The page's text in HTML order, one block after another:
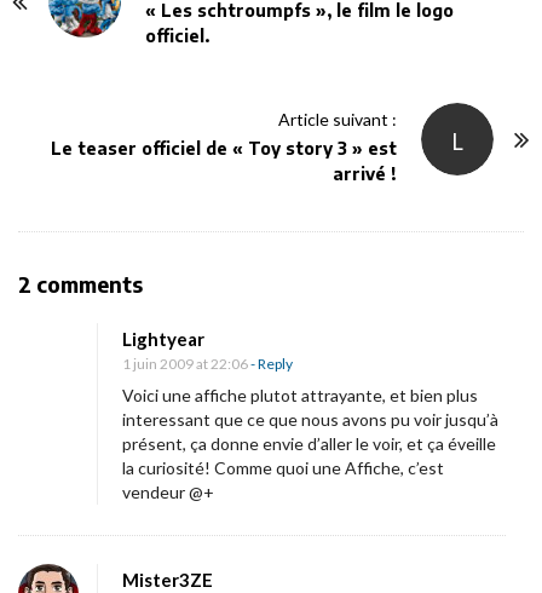
« Les schtroumpfs », le film le logo
officiel.
L
Article suivant :
Le teaser officiel de « Toy story 3 » est
arrivé !
2 commentsO
«
N
u
m
r
o
Lightyear
1 juin 2009 at 22:06- Reply
Voici une affiche plutot attrayante, et bien plus
interessant que ce que nous avons pu voir jusqu’à
présent, ça donne envie d’aller le voir, et ça éveille
la curiosité! Comme quoi une Affiche, c’est
vendeur @+
Mister3ZE